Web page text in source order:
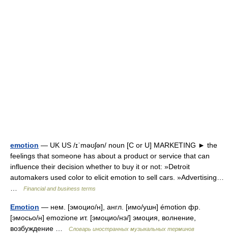
emotion — UK US /ɪˈməʊʃən/ noun [C or U] MARKETING ► the
feelings that someone has about a product or service that can
influence their decision whether to buy it or not: »Detroit
automakers used color to elicit emotion to sell cars. »Advertising…
Financial and business terms
Emotion — нем. [эмоцио/н], англ. [имо/ушн] émotion фр.
[эмосьо/н] emozione ит. [эмоцио/нэ/] эмоция, волнение,
возбуждение …
Словарь иностранных музыкальных терминов